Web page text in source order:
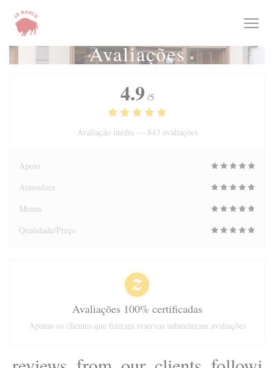
Painel de Gerenciamento de Cookies
Avaliações
4.9 /5
Avaliação média — 843 avaliações
Apoio
Atmosfera
Menus
Qualidade/Preço
Avaliações 100% certificadas
Apenas os clientes que fizeram reservas submeteram avaliações